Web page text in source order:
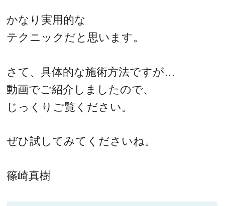
かなり実用的な
テクニックだと思います。
さて、具体的な施術方法ですが…
動画でご紹介しましたので、
じっくりご覧ください。
ぜひ試してみてくださいね。
篠崎真樹